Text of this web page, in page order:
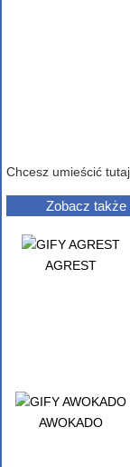
Chcesz umieścić
Zobacz także
AGREST
AWOKADO